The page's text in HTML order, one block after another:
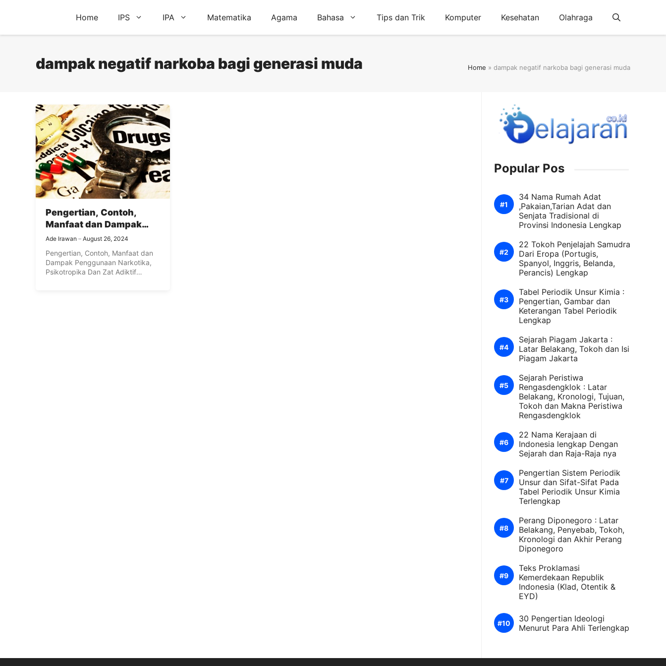
Home IPS IPA Matematika Agama Bahasa Tips dan Trik Komputer Kesehatan Olahraga
dampak negatif narkoba bagi generasi muda Home » dampak negatif narkoba bagi generasi muda
Pengertian, Contoh,
Manfaat dan Dampak
Penggunaan Narkotika,
Psikotropika Dan Zat
Adiktif Terlengkap
Ade Irawan August 26, 2024
Pengertian, Contoh, Manfaat dan
Dampak Penggunaan Narkotika,
Psikotropika Dan Zat Adiktif
Popular Pos
34 Nama Rumah Adat
,Pakaian,Tarian Adat dan
Senjata Tradisional di
Provinsi Indonesia Lengkap
22 Tokoh Penjelajah Samudra
Dari Eropa (Portugis,
Spanyol, Inggris, Belanda,
Perancis) Lengkap
Tabel Periodik Unsur Kimia :
Pengertian, Gambar dan
Keterangan Tabel Periodik
Lengkap
Sejarah Piagam Jakarta :
Latar Belakang, Tokoh dan Isi
Piagam Jakarta
Sejarah Peristiwa
Rengasdengklok : Latar
Belakang, Kronologi, Tujuan,
Tokoh dan Makna Peristiwa
Rengasdengklok
22 Nama Kerajaan di
Indonesia lengkap Dengan
Sejarah dan Raja-Raja nya
Pengertian Sistem Periodik
Unsur dan Sifat-Sifat Pada
Tabel Periodik Unsur Kimia
Terlengkap
Perang Diponegoro : Latar
Belakang, Penyebab, Tokoh,
Kronologi dan Akhir Perang
Diponegoro
Teks Proklamasi
Kemerdekaan Republik
Indonesia (Klad, Otentik &
EYD)
30 Pengertian Ideologi
Menurut Para Ahli Terlengkap